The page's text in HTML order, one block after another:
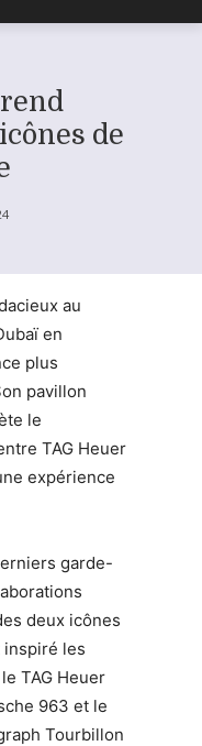
de
au
en
plus
pavillon
le
TAG Heuer
expérience
garde-
deux icônes
les
TAG Heuer
963 et le
Tourbillon